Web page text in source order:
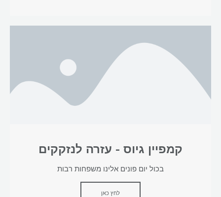
קמפיין גיוס - עזרה לנזקקים
בכול יום פונים אלינו משפחות רבות
לחץ כאן